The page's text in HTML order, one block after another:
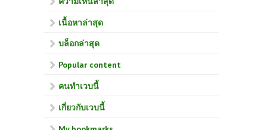
เนื้อหาล่าสุด
บล็อกล่าสุด
Popular content
คนทำเวบนี้
เกี่ยวกับเวบนี้